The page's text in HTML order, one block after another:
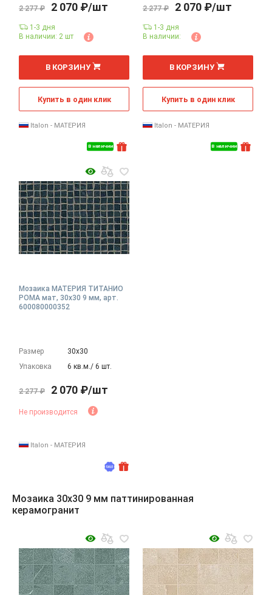
В наличии
2 277 ₽ 2 070 ₽/шт
1-3 дня
В наличии: 2 шт
В КОРЗИНУ
Купить в один клик
Italon - МАТЕРИЯ
В наличии
2 277 ₽ 2 070 ₽/шт
1-3 дня
В наличии:
В КОРЗИНУ
Купить в один клик
Italon - МАТЕРИЯ
Мозаика МАТЕРИЯ ТИТАНИО
РОМА мат, 30x30 9 мм, арт.
600080000352
Размер
30х30
Упаковка
6 кв.м./ 6 шт.
2 277 ₽ 2 070 ₽/шт
Не производится
Italon - МАТЕРИЯ
Мозаика 30x30 9 мм паттинированная
керамогранит